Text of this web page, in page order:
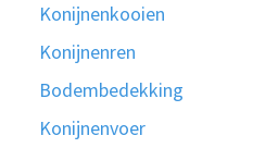
Konijnenkooien
Konijnenren
Bodembedekking
Konijnenvoer